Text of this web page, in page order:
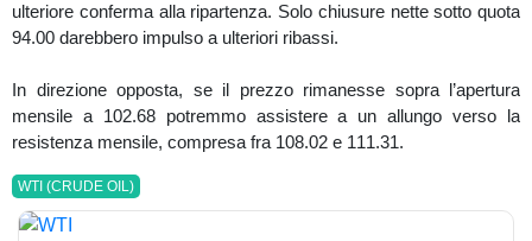
ulteriore conferma alla ripartenza. Solo chiusure nette sotto quota
94.00 darebbero impulso a ulteriori ribassi.
In direzione opposta, se il prezzo rimanesse sopra l’apertura
mensile a 102.68 potremmo assistere a un allungo verso la
resistenza mensile, compresa fra 108.02 e 111.31.
WTI (CRUDE OIL)